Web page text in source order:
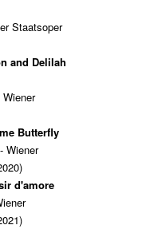
Staatsoper
and Delilah
Butterfly
Wiener
d'amore